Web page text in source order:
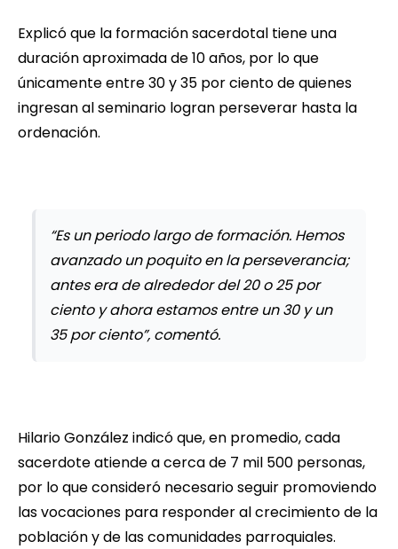
Explicó que la formación sacerdotal tiene una
duración aproximada de 10 años, por lo que
únicamente entre 30 y 35 por ciento de quienes
ingresan al seminario logran perseverar hasta la
ordenación.
“Es un periodo largo de formación. Hemos
avanzado un poquito en la perseverancia;
antes era de alrededor del 20 o 25 por
ciento y ahora estamos entre un 30 y un
35 por ciento”, comentó.
Hilario González indicó que, en promedio, cada
sacerdote atiende a cerca de 7 mil 500 personas,
por lo que consideró necesario seguir promoviendo
las vocaciones para responder al crecimiento de la
población y de las comunidades parroquiales.